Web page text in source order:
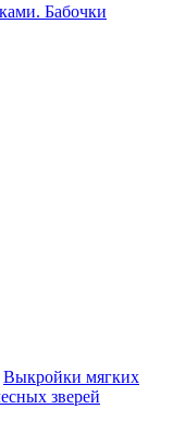
Бабочки
Выкройки мягких
зверей